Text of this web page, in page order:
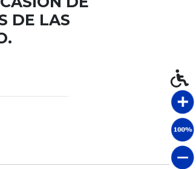
DE LAS